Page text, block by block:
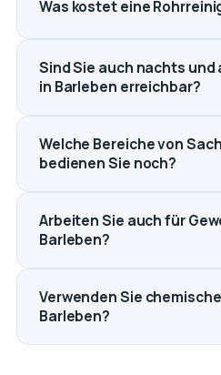
Was kostet eine
Sind Sie auch nachts und
in Barleben erreichbar?
Welche Bereiche von
bedienen Sie noch?
Arbeiten Sie auch für
Barleben?
Verwenden Sie
Barleben?